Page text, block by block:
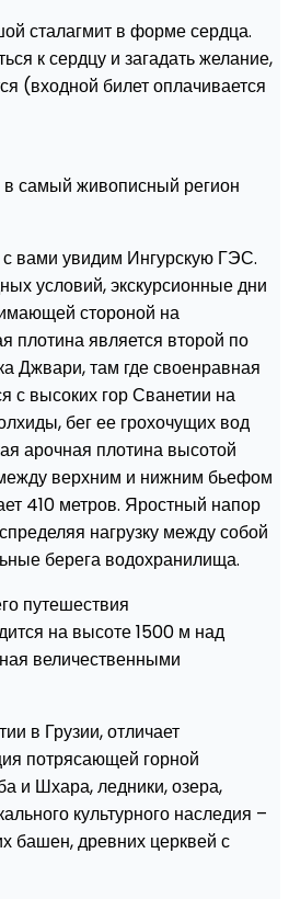
сталагмит в форме сердца.
к сердцу и загадать желание,
(входной билет оплачивается
в самый живописный регион
вами увидим Ингурскую ГЭС.
условий, экскурсионные дни
стороной на
плотина является второй по
Джвари, там где своенравная
с высоких гор Сванетии на
бег ее грохочущих вод
арочная плотина высотой
верхним и нижним бьефом
410 метров. Яростный напор
нагрузку между собой
берега водохранилища.
путешествия
на высоте 1500 м над
величественными
в Грузии, отличает
потрясающей горной
и Шхара, ледники, озера,
культурного наследия –
башен, древних церквей с